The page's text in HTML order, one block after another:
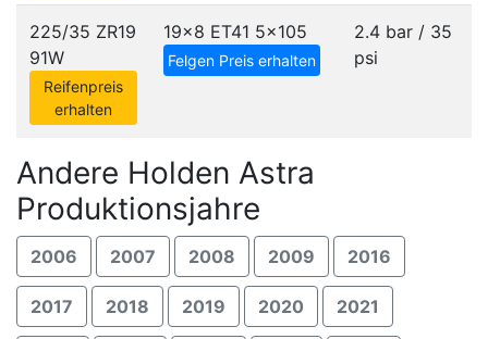
225/35 ZR19
91W
Reifenpreis
erhalten
19x8 ET41 5x105
Felgen Preis erhalten
2.4 bar / 35
psi
Andere Holden Astra
Produktionsjahre
2006 2007 2008 2009 2016
2017 2018 2019 2020 2021